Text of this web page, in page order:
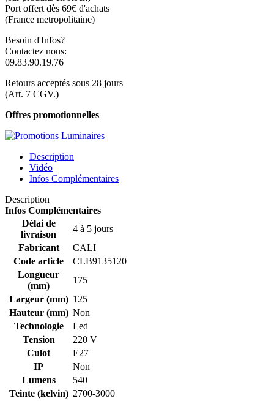
Port offert dès 69€ d'achats
(France metropolitaine)
Besoin d'Infos?
Contactez nous:
09.83.90.19.76
Retours acceptés sous 28 jours
(Art. 7 CGV.)
Offres promotionnelles
Description
Vidéo
Infos Complémentaires
Description
Infos Complémentaires
Délai de
livraison
4 à 5 jours
Fabricant
CALI
Code article
CLB9135120
Longueur
(mm)
175
Largeur (mm) 125
Hauteur (mm) Non
Technologie
Led
Tension
220 V
Culot
E27
IP
Non
Lumens
540
Teinte (kelvin) 2700-3000